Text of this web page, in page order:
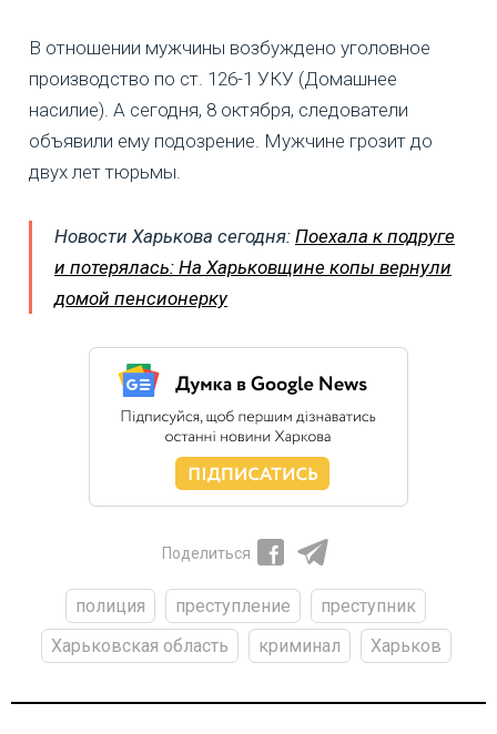
В отношении мужчины возбуждено уголовное
производство по ст. 126-1 УКУ (Домашнее
насилие). А сегодня, 8 октября, следователи
объявили ему подозрение. Мужчине грозит до
двух лет тюрьмы.
Новости Харькова сегодня: Поехала к подруге
и потерялась: На Харьковщине копы вернули
домой пенсионерку
Поделиться
полиция преступление
преступник
Харьковская область
криминал Харьков